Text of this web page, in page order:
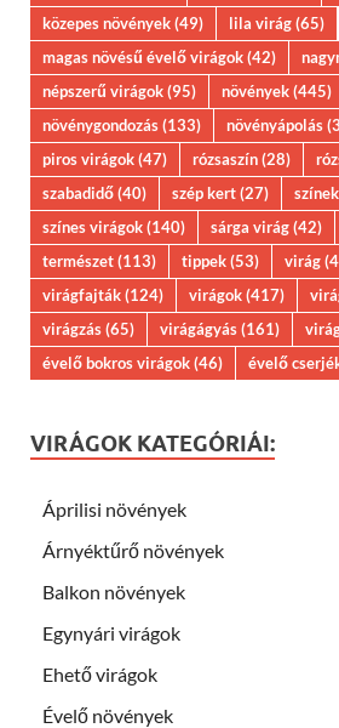
közepes növények(49) lila virág(65)
magas növésű évelő virágok(42)
népszerű virágok(95) növények(445)
növénygondozás(133) növényápolás
piros virágok(47) rózsaszín(28)
szabadidő(40) szép kert(27) színek
színes virágok(140) sárga virág(42)
természet(113) tippek(53) virág
virágfajták(124) virágok(417)
virágzás(65) virágágyás(161)
évelő bokros virágok(46) évelő
VIRÁGOK KATEGÓRIÁI:
Áprilisi növények
Árnyéktűrő növények
Balkon növények
Egynyári virágok
Ehető virágok
Évelő növények